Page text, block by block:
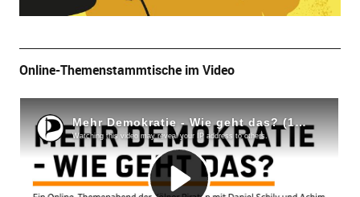
Online-Themenstammtische im Video